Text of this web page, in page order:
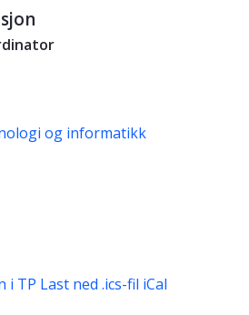
og informatikk
i TP Last ned .ics-fil iCal